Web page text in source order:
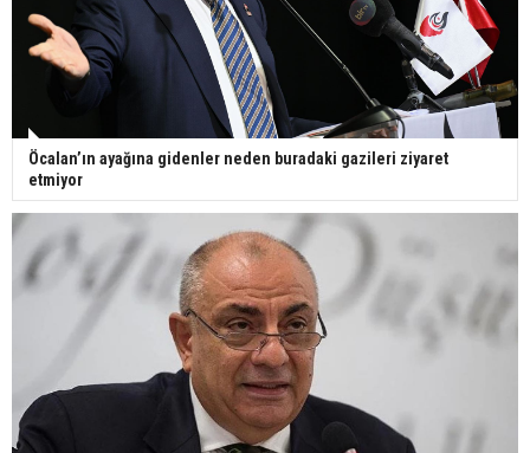
Öcalan’ın ayağına gidenler neden buradaki gazileri ziyaret
etmiyor